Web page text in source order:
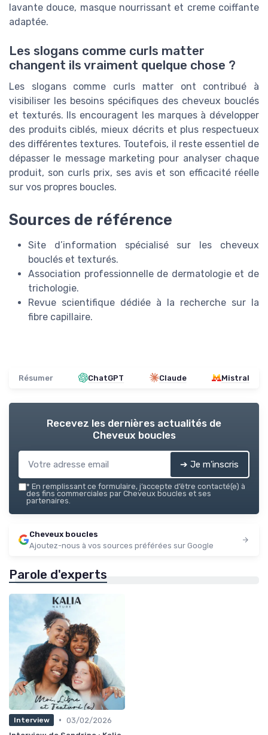
lavante douce, masque nourrissant et creme coiffante
adaptée.
Les slogans comme curls matter
changent ils vraiment quelque chose ?
Les slogans comme curls matter ont contribué à
visibiliser les besoins spécifiques des cheveux bouclés
et texturés. Ils encouragent les marques à développer
des produits ciblés, mieux décrits et plus respectueux
des différentes textures. Toutefois, il reste essentiel de
dépasser le message marketing pour analyser chaque
produit, son curls prix, ses avis et son efficacité réelle
sur vos propres boucles.
Sources de référence
Site d’information spécialisé sur les cheveux
bouclés et texturés.
Association professionnelle de dermatologie et de
trichologie.
Revue scientifique dédiée à la recherche sur la
fibre capillaire.
Résumer ChatGPT Claude Mistral
Recevez les dernières actualités de
Cheveux boucles
➔ Je m'inscris
* En remplissant ce formulaire, j’accepte d’être contacté(e) à
des fins commerciales par Cheveux boucles et ses
partenaires.
Cheveux boucles
Ajoutez-nous à vos sources préférées sur Google
Parole d'experts
Interview • 03/02/2026